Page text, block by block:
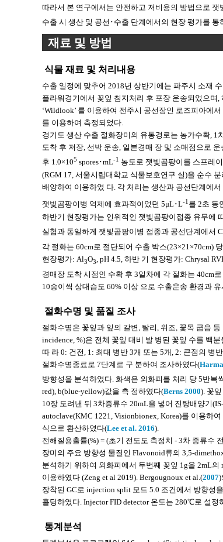
따라서 본 연구에서는 안전하고 저비용의 방법으로
수출 시 생산 및 공선･수출 단계에서의 현장 평가를
재료 및 방법
식물 재료 및 처리내용
수출 일정에 맞추어 2018년 상반기에는 파주시 소재 수
플라워경기에서 꽃잎 침지처리 후 포장 운송되었으며,
‘Wildlook’ 를 이용하여 전주시 공선장인 로즈피아에
를 이용하여 측정되었다.
경기도 생산 수출 절화장미의 유통경로는 농가수확, 1
도착 후 저장, 선박 운송, 일본경매 장 및 소매점으로
후 1.0×105 spores･mL-1 농도로 잿빛곰팡이를 스프레
(RGM 17, 서울시립대학교 식물보호연구 실)을 순수
배양하여 이용하였 다. 각 처리는 생산과 공선단계에서
잿빛곰팡이병 억제에 효과적이었던 5μL･L-1 를 2초 동
하반기 현장평가는 인위적인 잿빛곰팡이접종 유무에
실험과 동일하게 잿빛곰팡이병 접종과 공선단계에서
각 절화는 60cm로 절단되어 수출 박스(23×21×70cm)
현장평가: Al3O3, pH 4.5, 하반 기 현장평가: Chrysal
경매장 도착 시점인 수확 후 3일차에 각 절화는 40cm
10송이씩 상대습도 60% 이상 으로 수출운송 환경과
절화수명 및 품질 조사
절화수명은 꽃잎과 잎의 갈변, 탈리, 위조, 꽃목 굽음
incidence, %)은 전체 꽃잎 대비 발 병된 꽃잎 수를 백
따 라 0: 건전, 1: 최대 병반 3개 또는 5개, 2: 큰점의 병
절화수명종료로 7단계로 구 분하여 조사하였다(
방향성을 분석하였다. 화색은 외화피를 처리 당 5반복
red), b(blue-yellow)값을 측 정하였다(Berns 2000). 꽃
10장 도려낸 뒤 3차증류수 20mL을 넣어 진탕배양기
autoclave(KMC 1221, Visionbionex, Korea)를 이용하
식으로 환산하였다(Lee et al. 2016).
전해질용출률(%) = (초기 전도도 측정치 - 3차 증류수
장미의 주요 방향성 물질인 Flavonoid류의 3,5-
분석하기 위하여 외화피에서 두번째 꽃잎 1g을 2mL의
이용하였다 (Zeng et al 2019). Bergougnoux et al.(2007)
장착된 GC로 injection split 모드 5.0 조건에서 방향
홀딩하였다. Injector FID detector 온도는 280℃로 설정
통계분석